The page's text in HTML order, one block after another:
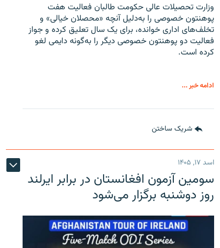
وزارت تحصیلات عالی حکومت طالبان فعالیت هفت
پوهنتون خصوصی را به‌دلیل آنچه «محصلان خیالی» و
تخلف‌های اداری خوانده، برای یک سال تعلیق کرده و جواز
فعالیت دو پوهنتون خصوصی دیگر را به‌گونه دایمی لغو
کرده است.
ادامه خبر ...
شریک ساختن
اسد ۱۷, ۱۴۰۵
سومین آزمون افغانستان در برابر ایرلند
روز دوشنبه برگزار می‌شود